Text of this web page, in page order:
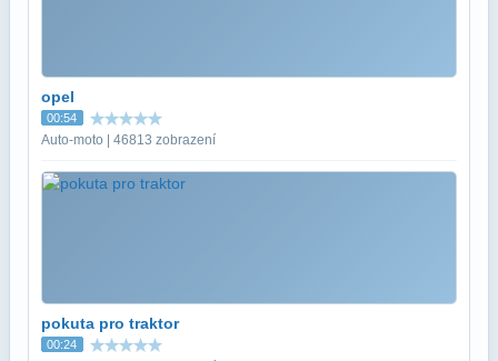
opel
00:54
Auto-moto | 46813 zobrazení
pokuta pro traktor
00:24